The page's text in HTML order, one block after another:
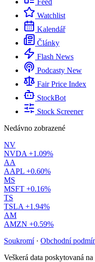
Feed
Watchlist
Kalendář
Články
Flash News
Podcasty New
Fair Price Index
StockBot
Stock Screener
Nedávno zobrazené
NV
NVDA +1.09%
AA
AAPL +0.60%
MS
MSFT +0.16%
TS
TSLA +1.94%
AM
AMZN +0.59%
Soukromí · Obchodní
Veškerá data poskytovaná